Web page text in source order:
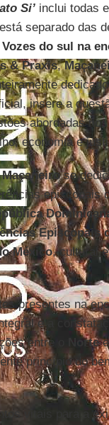
Si’ inclui todas
separado das
Vozes do sul na
& Praxis,
insere a
abordadas
economia e
Maçaneirose
episcopais
Episcopais
México, cultural
presentes na
e a
entre o
Norte
princípio do
vitais para a